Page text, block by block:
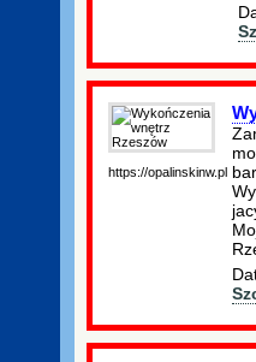
https://opalinskinw.pl